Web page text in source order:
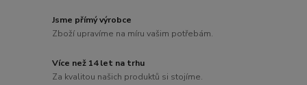
Jsme přímý výrobce
Zboží upravíme na míru vašim potřebám.
Více než 14 let na trhu
Za kvalitou našich produktů si stojíme.